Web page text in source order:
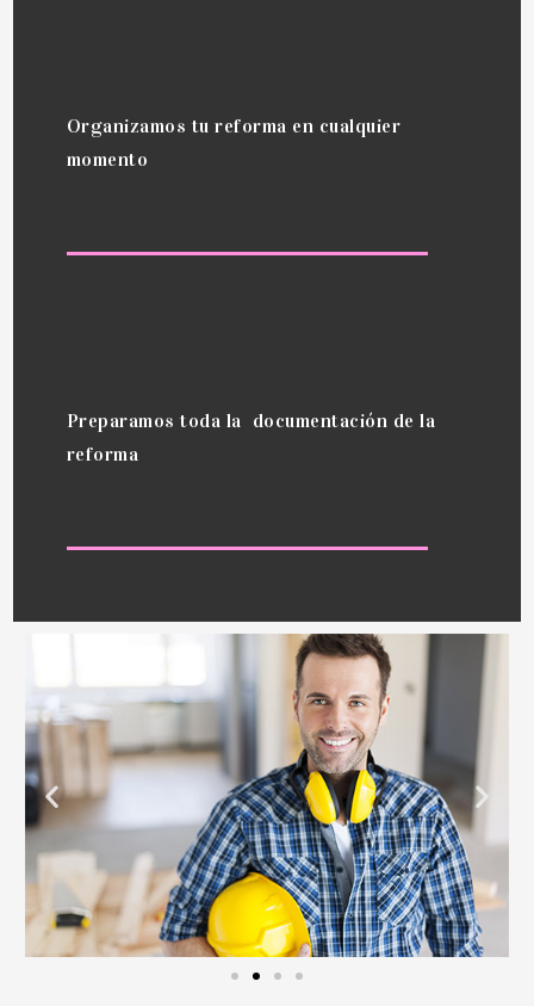
Organizamos tu reforma en cualquier
momento
Preparamos toda la documentación de la
reforma